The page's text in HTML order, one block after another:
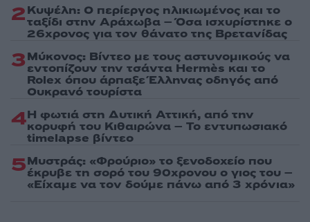
2Κυψέλη: Ο περίεργος ηλικιωμένος και το
ταξίδι στην Αράχωβα – Όσα ισχυρίστηκε ο
26χρονος για τον θάνατο της Βρετανίδας
3Μύκονος: Βίντεο με τους αστυνομικούς να
εντοπίζουν την τσάντα Hermès και το
Rolex όπου άρπαξε Έλληνας οδηγός από
Ουκρανό τουρίστα
4Η φωτιά στη Δυτική Αττική, από την
κορυφή του Κιθαιρώνα – Το εντυπωσιακό
timelapse βίντεο
5Μυστράς: «Φρούριο» το ξενοδοχείο που
έκρυβε τη σορό του 90χρονου ο γιος του –
«Είχαμε να τον δούμε πάνω από 3 χρόνια»